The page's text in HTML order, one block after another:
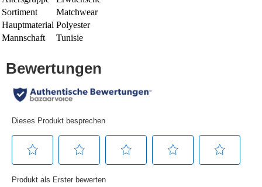
Sortiment
Matchwear
Hauptmaterial Polyester
Mannschaft
Tunisie